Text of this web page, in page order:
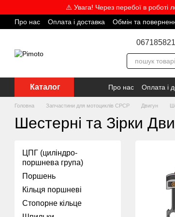
Перейти до основного контенту⚠️ Увага! Через перебої в роботі
Про нас
Оплата і доставка Обмін та
Відгуки про магазин
Угода користувача Блог
Каталог Про нас Оплата і
Головна Запчастини для мотоциклів СРСР Двигун
Шестерні та Зірки
ЦПГ (циліндро-
поршнева група)
Поршень
Кільця поршневі
Стопорне кільце